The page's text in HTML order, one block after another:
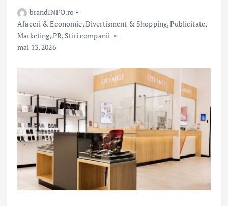
brandINFO.ro
Afaceri & Economie,Divertisment & Shopping,Publicitate,
Marketing, PR, Stiri companii
mai 13, 2026